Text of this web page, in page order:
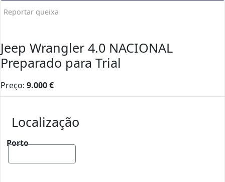
Reportar queixa
Jeep Wrangler 4.0 NACIONAL
Preparado para Trial
Preço: 9.000€
Localização
Porto